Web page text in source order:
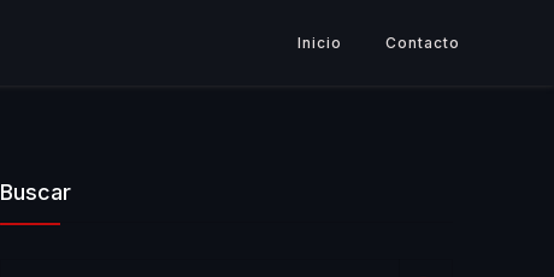
Inicio Contacto
Buscar